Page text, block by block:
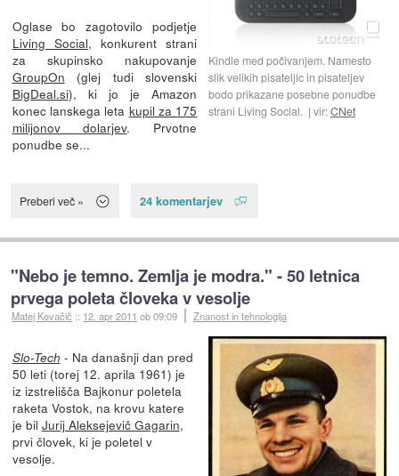
Kindle med počivanjem. Namesto
slik velikih pisateljic in pisateljev
bodo prikazane posebne ponudbe
strani Living Social.
vir:CNet
Oglase bo zagotovilo podjetje
Living Social, konkurent strani
za skupinsko nakupovanje
GroupOn (glej tudi slovenski
BigDeal.si), ki jo je Amazon
konec lanskega leta kupil za 175
milijonov dolarjev. Prvotne
ponudbe se...
Preberi več » 24 komentarjev
"Nebo je temno. Zemlja je modra." - 50 letnica
prvega poleta človeka v vesolje
Matej Kovačič :: 12. apr 2011 ob 09:09 Znanost in tehnologija
Slo-Tech - Na današnji dan pred
50 leti (torej 12. aprila 1961) je
iz izstrelišča Bajkonur poletela
raketa Vostok, na krovu katere
je bil Jurij Aleksejevič Gagarin,
prvi človek, ki je poletel v
vesolje.